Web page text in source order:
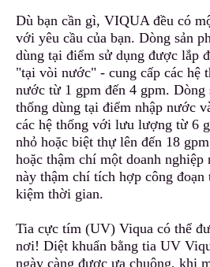
Dù bạn cần gì, VIQUA đều có
với yêu cầu của bạn. Dòng sản
dùng tại điểm sử dụng được lắp
"tại vòi nước" - cung cấp các hệ
nước từ 1 gpm đến 4 gpm. Dòng
thống dùng tại điểm nhập nước
các hệ thống với lưu lượng từ 6
nhỏ hoặc biệt thự lên đến 18
hoặc thậm chí một doanh nghiệp
này thậm chí tích hợp công
kiệm thời gian.
Tia cực tím (UV) Viqua có thể
nơi! Diệt khuẩn bằng tia UV
ngày càng được ưa chuộng, khi